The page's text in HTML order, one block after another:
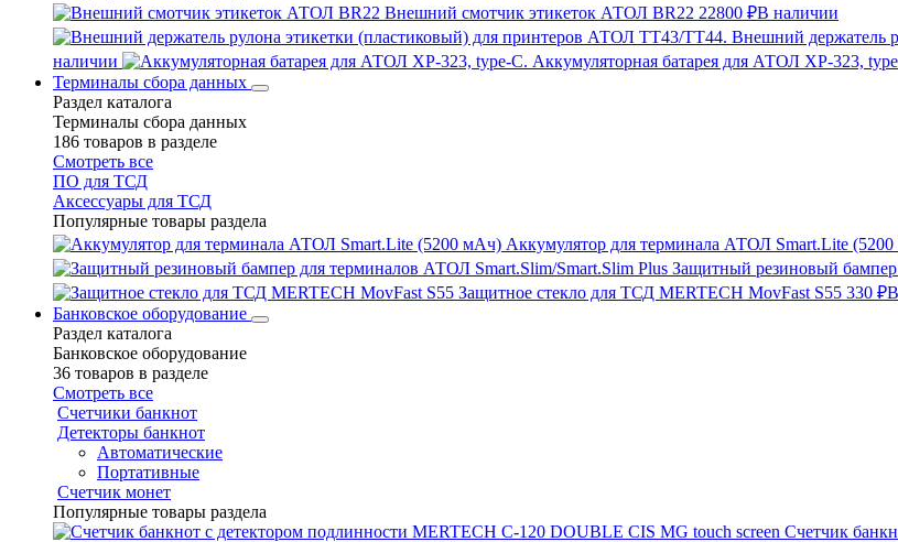
Внешний смотчик этикеток АТОЛ BR22 22800 ₽В наличии
Внешний держатель
наличии
Аккумуляторная батарея для АТОЛ XP-323,
Терминалы сбора данных
Раздел каталога
Терминалы сбора данных
186 товаров в разделе
Смотреть все
ПО для ТСД
Аксессуары для ТСД
Популярные товары раздела
Аккумулятор для терминала АТОЛ Smart.Lite
Защитный резиновый
Защитное стекло для ТСД MERTECH MovFast S55 330 ₽
Банковское оборудование
Раздел каталога
Банковское оборудование
36 товаров в разделе
Смотреть все
Счетчики банкнот
Детекторы банкнот
Автоматические
Портативные
Счетчик монет
Популярные товары раздела
Счетчик